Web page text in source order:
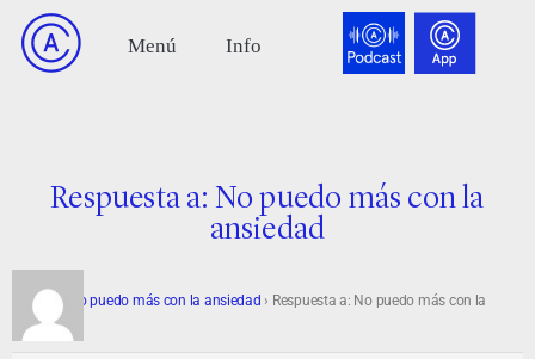
Respuesta a: No puedo más con la
ansiedad
Foro › No puedo más con la ansiedad › Respuesta a: No puedo más con la
ansiedad